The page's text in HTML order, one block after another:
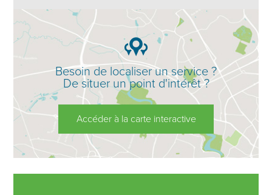
Besoin de localiser un service ?
De situer un point d'intérêt ?
Accéder à la carte interactive